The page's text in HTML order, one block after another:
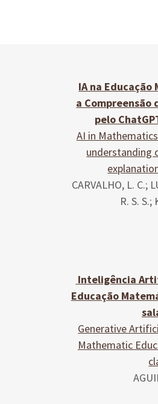
IA na
a Compreensão
pelo
AI in
understanding
CARVALHO, L. C.;
R. S. S.;
Inteligência
Educação
Generative
Mathematic